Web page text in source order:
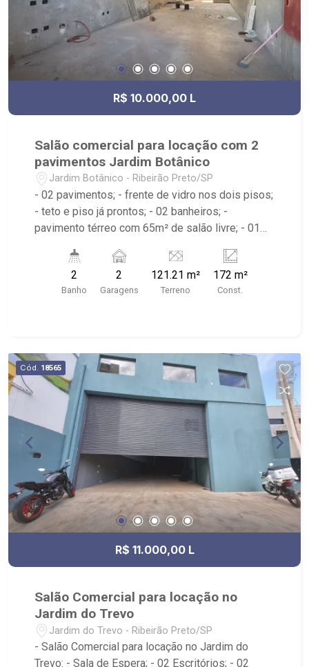
R$ 10.000,00 L
Salão comercial para locação com 2
pavimentos Jardim Botânico
Jardim Botânico - Ribeirão Preto/SP
- 02 pavimentos; - frente de vidro nos dois pisos;
- teto e piso já prontos; - 02 banheiros; -
pavimento térreo com 65m² de salão livre; - 01
em frente ao Restaurante Olli Cozinha e Bar e ao
Bar Quintal Niger. Próximo Desejo e Sabor e
também Fiusa Pet.
2
Banho
2
Garagens
121.21 m²
Terreno
172 m²
Const.
Cód. 18565
R$ 11.000,00 L
Salão Comercial para locação no
Jardim do Trevo
Jardim do Trevo - Ribeirão Preto/SP
- Salão Comercial para locação no Jardim do
Trevo: - Sala de Espera; - 02 Escritórios; - 02